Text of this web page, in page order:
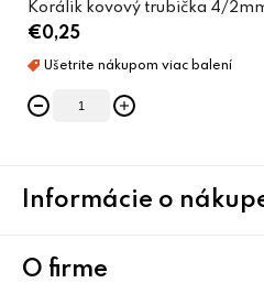
Korálik kovový trubička 4/
€0,25
Informácie o
O firme